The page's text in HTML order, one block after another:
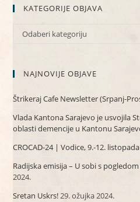
KATEGORIJE OBJAVA
KATEGORIJE
Odaberi kategoriju
NAJNOVIJE OBJAVE
Štrikeraj Cafe Newsletter (Srpanj-
Vlada Kantona Sarajevo je usvojila
oblasti demencije u Kantonu
CROCAD-24 | Vodice, 9.-12.
Radijska emisija – U sobi s
2024.
Sretan Uskrs!29. ožujka 2024.